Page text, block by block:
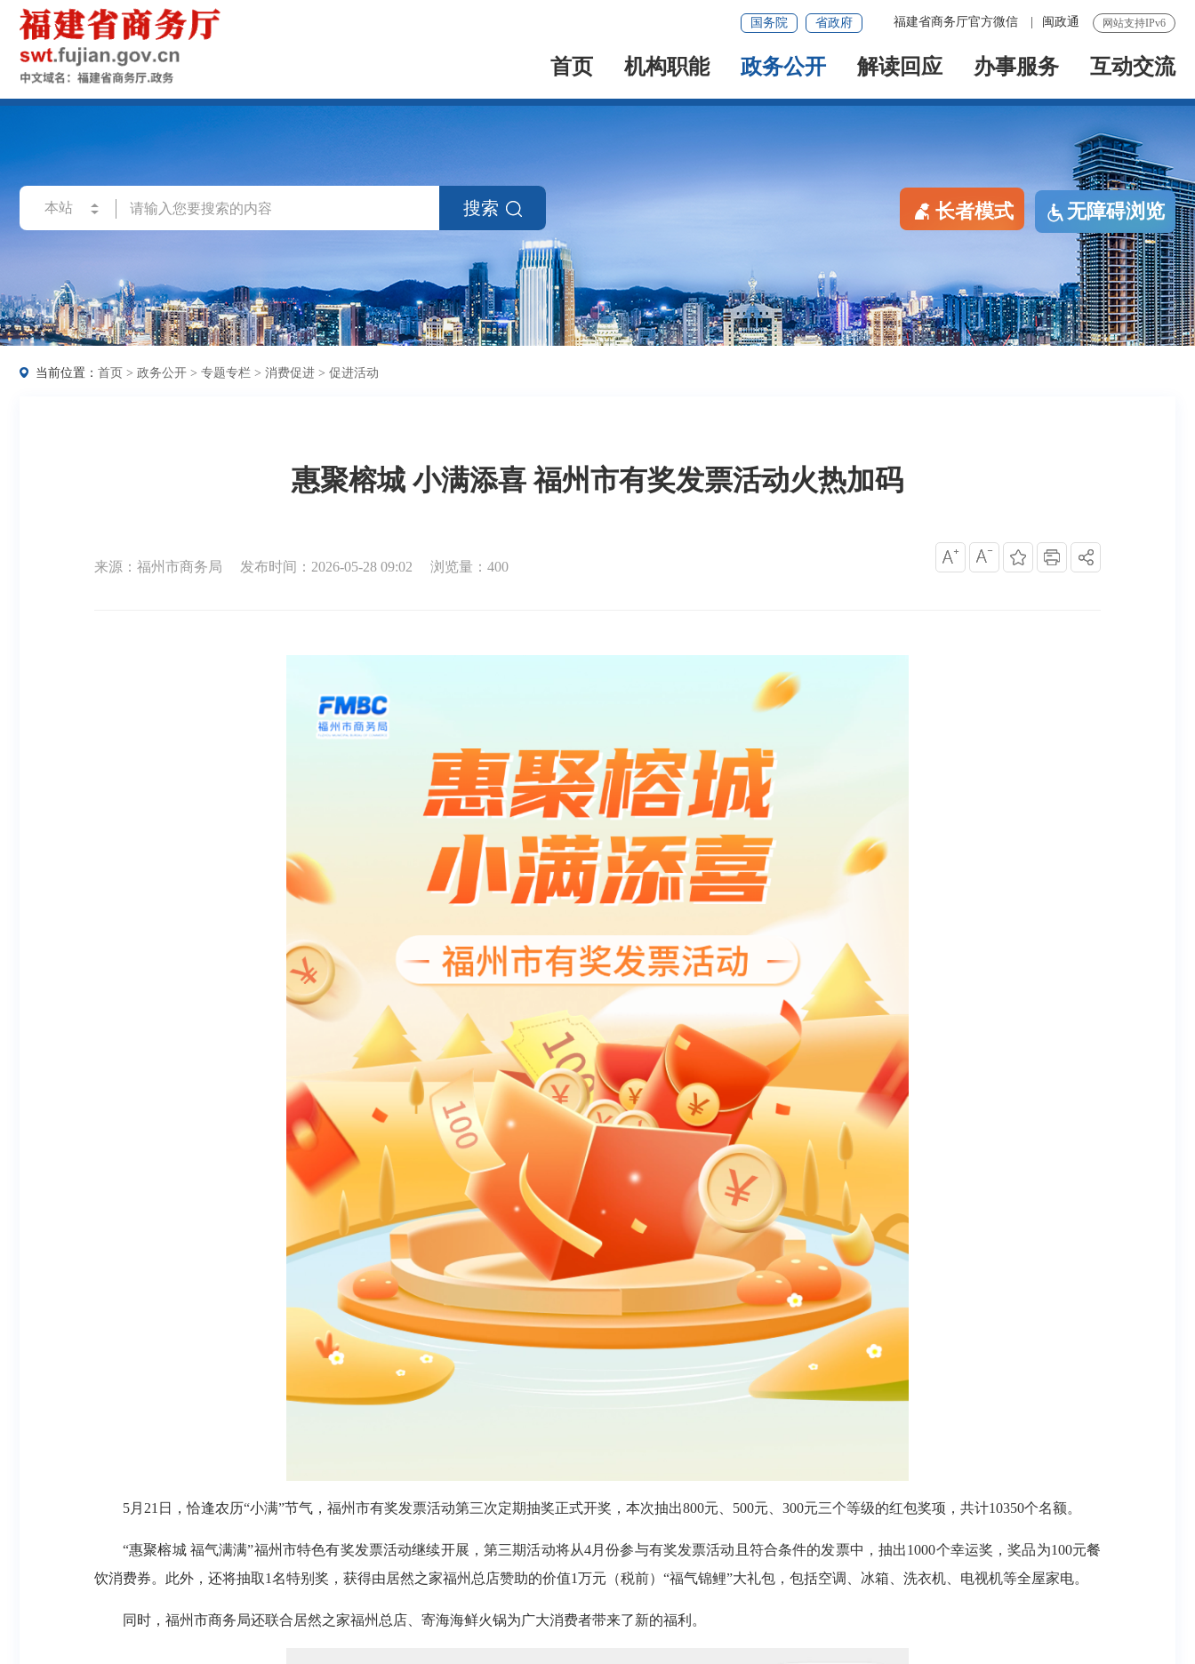
网站支持IPv6
福建省商务厅官方微信 闽政通
国务院 省政府
首页 机构职能 政务公开 解读回应 办事服务 互动交流
搜索 长者模式 无障碍浏览
当前位置： 首页 > 政务公开 > 专题专栏 > 消费促进 > 促进活动
惠聚榕城 小满添喜 福州市有奖发票活动火热加码
来源：福州市商务局 发布时间：2026-05-28 09:02 浏览量：400
5月21日，恰逢农历“小满”节气，福州市有奖发票活动第三次定期抽奖正式开奖，本次抽出800元、500元、300元三个等级的红包奖项，共计10350个名额。
“惠聚榕城 福气满满”福州市特色有奖发票活动继续开展，第三期活动将从4月份参与有奖发票活动且符合条件的发票中，抽出1000个幸运奖，奖品为100元餐
饮消费券。此外，还将抽取1名特别奖，获得由居然之家福州总店赞助的价值1万元（税前）“福气锦鲤”大礼包，包括空调、冰箱、洗衣机、电视机等全屋家电。
同时，福州市商务局还联合居然之家福州总店、寄海海鲜火锅为广大消费者带来了新的福利。